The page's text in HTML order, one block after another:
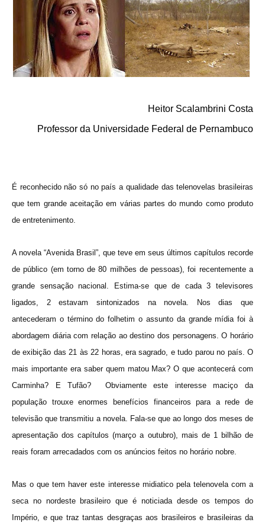
Heitor Scalambrini Costa
Professor da Universidade Federal de Pernambuco
É reconhecido não só no país a qualidade das telenovelas brasileiras
que tem grande aceitação em várias partes do mundo como produto
de entretenimento.
A novela “Avenida Brasil”, que teve em seus últimos capítulos recorde
de público (em torno de 80 milhões de pessoas), foi recentemente a
grande sensação nacional. Estima-se que de cada 3 televisores
ligados, 2 estavam sintonizados na novela. Nos dias que
antecederam o término do folhetim o assunto da grande mídia foi à
abordagem diária com relação ao destino dos personagens. O horário
de exibição das 21 às 22 horas, era sagrado, e tudo parou no país. O
mais importante era saber quem matou Max? O que acontecerá com
Carminha? E Tufão?
Obviamente este interesse maciço da
população trouxe enormes benefícios financeiros para a rede de
televisão que transmitiu a novela. Fala-se que ao longo dos meses de
apresentação dos capítulos (março a outubro), mais de 1 bilhão de
reais foram arrecadados com os anúncios feitos no horário nobre.
Mas o que tem haver este interesse midiatico pela telenovela com a
seca no nordeste brasileiro que é noticiada desde os tempos do
Império, e que traz tantas desgraças aos brasileiros e brasileiras da